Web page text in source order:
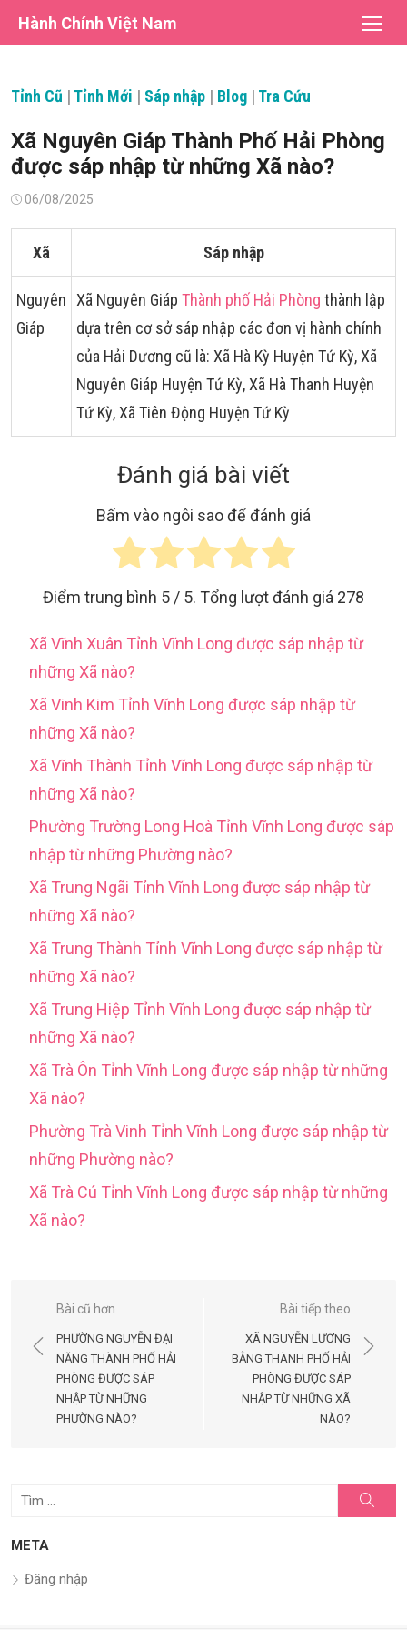
Hành Chính Việt Nam
Tỉnh Cũ | Tỉnh Mới | Sáp nhập | Blog | Tra Cứu
Xã Nguyên Giáp Thành Phố Hải Phòng
được sáp nhập từ những Xã nào?
Đăng06/08/2025
Xã Sáp nhập
Nguyên
Giáp
Xã Nguyên Giáp Thành phố Hải Phòng thành lập
dựa trên cơ sở sáp nhập các đơn vị hành chính
của Hải Dương cũ là: Xã Hà Kỳ Huyện Tứ Kỳ, Xã
Nguyên Giáp Huyện Tứ Kỳ, Xã Hà Thanh Huyện
Tứ Kỳ, Xã Tiên Động Huyện Tứ Kỳ
Đánh giá bài viết
Bấm vào ngôi sao để đánh giá
Điểm trung bình 5 / 5. Tổng lượt đánh giá 278
Xã Vĩnh Xuân Tỉnh Vĩnh Long được sáp nhập từ
những Xã nào?
Xã Vinh Kim Tỉnh Vĩnh Long được sáp nhập từ
những Xã nào?
Xã Vĩnh Thành Tỉnh Vĩnh Long được sáp nhập từ
những Xã nào?
Phường Trường Long Hoà Tỉnh Vĩnh Long được sáp
nhập từ những Phường nào?
Xã Trung Ngãi Tỉnh Vĩnh Long được sáp nhập từ
những Xã nào?
Xã Trung Thành Tỉnh Vĩnh Long được sáp nhập từ
những Xã nào?
Xã Trung Hiệp Tỉnh Vĩnh Long được sáp nhập từ
những Xã nào?
Xã Trà Ôn Tỉnh Vĩnh Long được sáp nhập từ những
Xã nào?
Phường Trà Vinh Tỉnh Vĩnh Long được sáp nhập từ
những Phường nào?
Xã Trà Cú Tỉnh Vĩnh Long được sáp nhập từ những
Xã nào?
Điều
hướng
bài
viết
Bài cũ hơn
PHƯỜNG NGUYỄN ĐẠI
NĂNG THÀNH PHỐ HẢI
PHÒNG ĐƯỢC SÁP
NHẬP TỪ NHỮNG
PHƯỜNG NÀO?
Bài tiếp theo
XÃ NGUYỄN LƯƠNG
BẰNG THÀNH PHỐ HẢI
PHÒNG ĐƯỢC SÁP
NHẬP TỪ NHỮNG XÃ
NÀO?
Tìm
quả
kiếm
META
Đăng nhập